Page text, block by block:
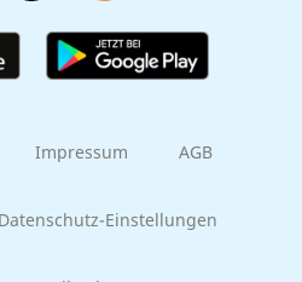
Impressum AGB
Datenschutz-Einstellungen